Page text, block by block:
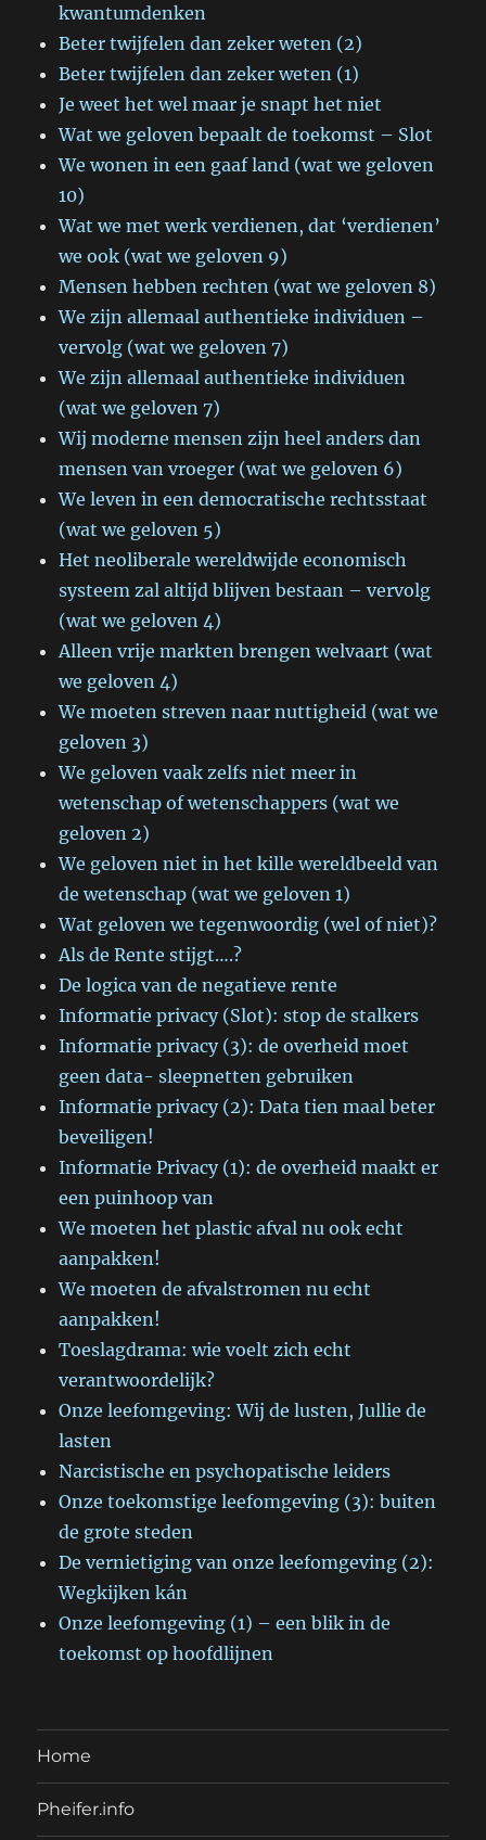
kwantumdenken
Beter twijfelen dan zeker weten (2)
Beter twijfelen dan zeker weten (1)
Je weet het wel maar je snapt het niet
Wat we geloven bepaalt de toekomst – Slot
We wonen in een gaaf land (wat we geloven
10)
Wat we met werk verdienen, dat ‘verdienen’
we ook (wat we geloven 9)
Mensen hebben rechten (wat we geloven 8)
We zijn allemaal authentieke individuen –
vervolg (wat we geloven 7)
We zijn allemaal authentieke individuen
(wat we geloven 7)
Wij moderne mensen zijn heel anders dan
mensen van vroeger (wat we geloven 6)
We leven in een democratische rechtsstaat
(wat we geloven 5)
Het neoliberale wereldwijde economisch
systeem zal altijd blijven bestaan – vervolg
(wat we geloven 4)
Alleen vrije markten brengen welvaart (wat
we geloven 4)
We moeten streven naar nuttigheid (wat we
geloven 3)
We geloven vaak zelfs niet meer in
wetenschap of wetenschappers (wat we
geloven 2)
We geloven niet in het kille wereldbeeld van
de wetenschap (wat we geloven 1)
Wat geloven we tegenwoordig (wel of niet)?
Als de Rente stijgt….?
De logica van de negatieve rente
Informatie privacy (Slot): stop de stalkers
Informatie privacy (3): de overheid moet
geen data- sleepnetten gebruiken
Informatie privacy (2): Data tien maal beter
beveiligen!
Informatie Privacy (1): de overheid maakt er
een puinhoop van
We moeten het plastic afval nu ook echt
aanpakken!
We moeten de afvalstromen nu echt
aanpakken!
Toeslagdrama: wie voelt zich echt
verantwoordelijk?
Onze leefomgeving: Wij de lusten, Jullie de
lasten
Narcistische en psychopatische leiders
Onze toekomstige leefomgeving (3): buiten
de grote steden
De vernietiging van onze leefomgeving (2):
Wegkijken kán
Onze leefomgeving (1) – een blik in de
toekomst op hoofdlijnen
Home
Pheifer.info